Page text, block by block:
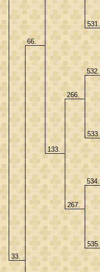
33.
66.
133.
266.
267.